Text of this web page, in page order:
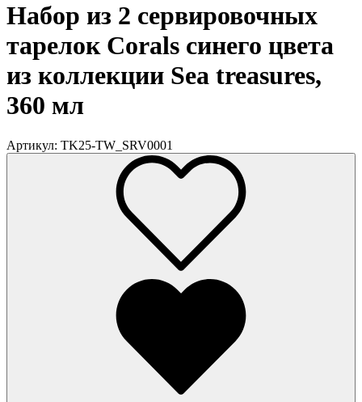
Набор из 2 сервировочных
тарелок Corals синего цвета
из коллекции Sea treasures,
360 мл
Артикул: TK25-TW_SRV0001